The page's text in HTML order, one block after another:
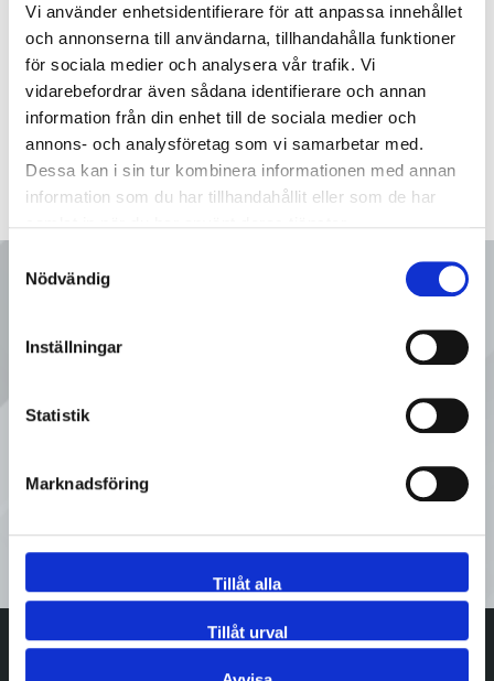
Vi använder enhetsidentifierare för att anpassa innehållet
och annonserna till användarna, tillhandahålla funktioner
för sociala medier och analysera vår trafik. Vi
vidarebefordrar även sådana identifierare och annan
information från din enhet till de sociala medier och
annons- och analysföretag som vi samarbetar med.
Dessa kan i sin tur kombinera informationen med annan
information som du har tillhandahållit eller som de har
Nödvändig
Inställningar
Statistik
Marknadsföring
Tillåt alla
Tillåt urval
5000-100 PTFE-slang hygienveckad
Ring oss
08 - 92 80 80
Sveflow, du är alltid välkommen!
Kontakta oss